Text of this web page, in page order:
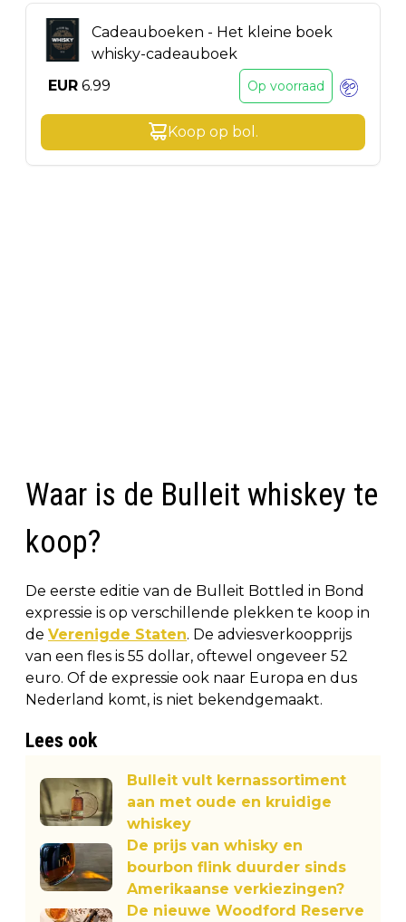
Cadeauboeken - Het kleine boek
whisky-cadeauboek
EUR 6.99 Op voorraad
Koop op bol .
Waar is de Bulleit whiskey te
koop?
De eerste editie van de Bulleit Bottled in Bond
expressie is op verschillende plekken te koop in
de Verenigde Staten. De adviesverkoopprijs
van een fles is 55 dollar, oftewel ongeveer 52
euro. Of de expressie ook naar Europa en dus
Nederland komt, is niet bekendgemaakt.
Lees ook
Bulleit vult kernassortiment
aan met oude en kruidige
whiskey
De prijs van whisky en
bourbon flink duurder sinds
Amerikaanse verkiezingen?
De nieuwe Woodford Reserve